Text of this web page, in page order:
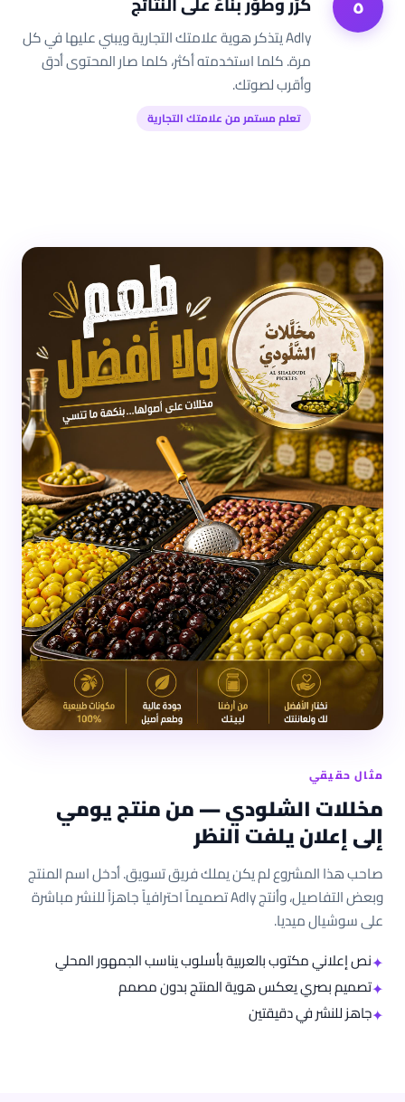
٥
Adly يتذكر هوية علامتك التجارية ويبني عليها في كل
مرة. كلما استخدمته أكثر، كلما صار المحتوى أدق
وأقرب لصوتك.
تعلم مستمر من علامتك التجارية
مثال حقيقي
مخللات الشلودي — من منتج يومي
إلى إعلان يلفت النظر
صاحب هذا المشروع لم يكن يملك فريق تسويق. أدخل اسم المنتج
وبعض التفاصيل، وأنتج Adly تصميماً احترافياً جاهزاً للنشر مباشرة
على سوشيال ميديا.
✦نص إعلاني مكتوب بالعربية بأسلوب يناسب الجمهور المحلي
✦تصميم بصري يعكس هوية المنتج بدون مصمم
✦جاهز للنشر في دقيقتين